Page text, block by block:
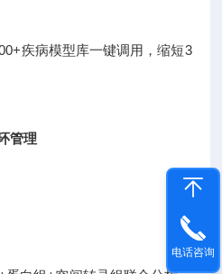
疾病模型库一键调用，缩短3
管理
电话咨询